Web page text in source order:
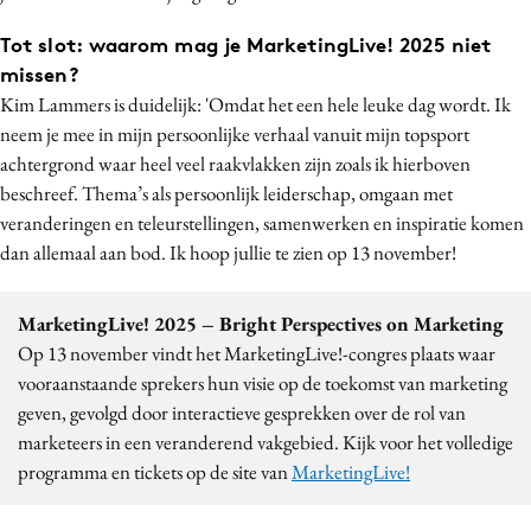
Tot slot: waarom mag je MarketingLive! 2025 niet
missen?
Kim Lammers is duidelijk: 'Omdat het een hele leuke dag wordt. Ik
neem je mee in mijn persoonlijke verhaal vanuit mijn topsport
achtergrond waar heel veel raakvlakken zijn zoals ik hierboven
beschreef. Thema’s als persoonlijk leiderschap, omgaan met
veranderingen en teleurstellingen, samenwerken en inspiratie komen
dan allemaal aan bod. Ik hoop jullie te zien op 13 november!
MarketingLive! 2025 – Bright Perspectives on Marketing
Op 13 november vindt het MarketingLive!-congres plaats waar
vooraanstaande sprekers hun visie op de toekomst van marketing
geven, gevolgd door interactieve gesprekken over de rol van
marketeers in een veranderend vakgebied. Kijk voor het volledige
programma en tickets op de site vanMarketingLive!